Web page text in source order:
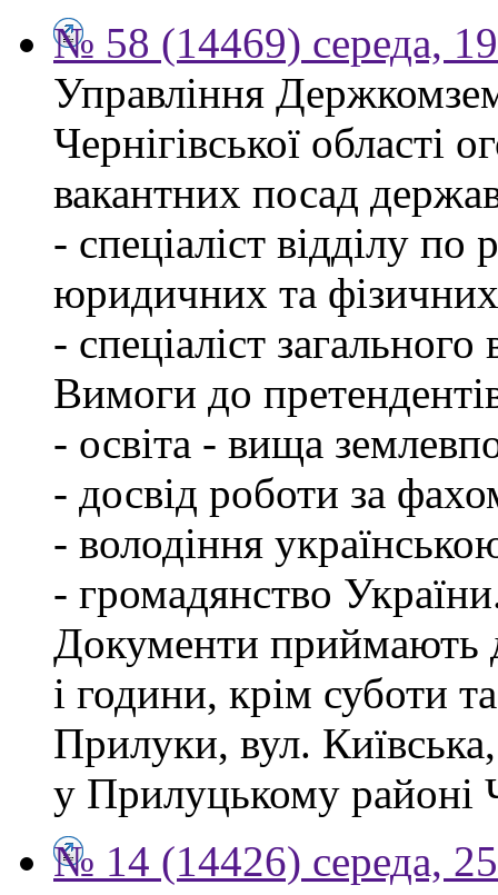
№ 58 (14469) середа,
Управління
Чернігівської області
вакантних посад
- спеціаліст відділу по
юридичних та
- спеціаліст загального
Вимоги до
- освіта - вища
- досвід роботи за
- володіння
- громадянство
Документи приймають
і години, крім суботи
Прилуки, вул.
у Прилуцькому районі
№ 14 (14426) середа,